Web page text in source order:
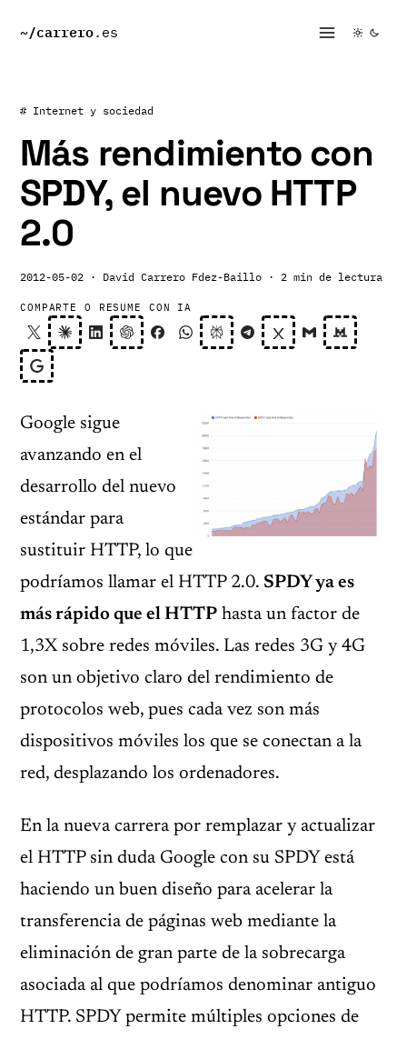
~/carrero.es
# Internet y sociedad
Más rendimiento con
SPDY, el nuevo HTTP
2.0
2012-05-02 · David Carrero Fdez-Baillo · 2 min de lectura
COMPARTE O RESUME CON IA
Google sigue
avanzando en el
desarrollo del nuevo
estándar para
sustituir HTTP, lo que
podríamos llamar el HTTP 2.0. SPDY ya es
más rápido que el HTTP hasta un factor de
1,3X sobre redes móviles. Las redes 3G y 4G
son un objetivo claro del rendimiento de
protocolos web, pues cada vez son más
dispositivos móviles los que se conectan a la
red, desplazando los ordenadores.
En la nueva carrera por remplazar y actualizar
el HTTP sin duda Google con su SPDY está
haciendo un buen diseño para acelerar la
transferencia de páginas web mediante la
eliminación de gran parte de la sobrecarga
asociada al que podríamos denominar antiguo
HTTP. SPDY permite múltiples opciones de